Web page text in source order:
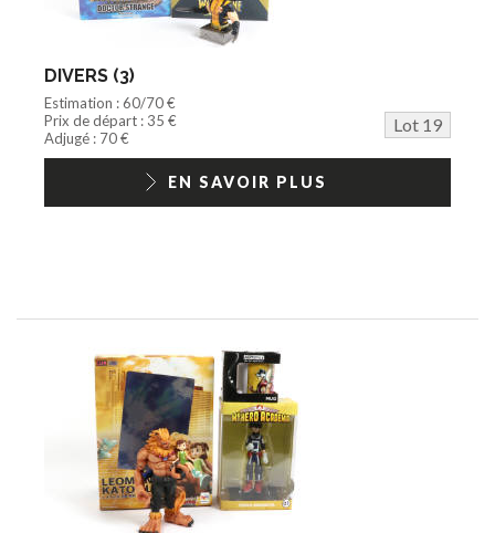
DIVERS (3)
Estimation : 60/70 €
Prix de départ : 35 €
Lot 19
Adjugé : 70 €
EN SAVOIR PLUS